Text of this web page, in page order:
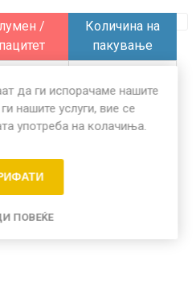
/
Количина на
пакување
да ги испорачаме нашите
нашите услуги, вие се
употреба на колачиња.
ПОВЕЌЕ